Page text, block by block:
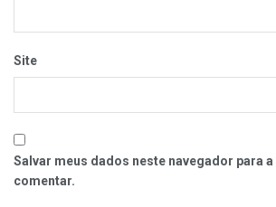
Site
Salvar meus dados neste navegador para
comentar.